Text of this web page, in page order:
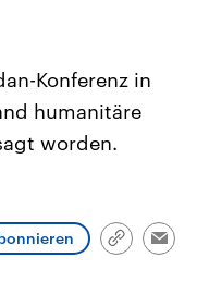
USA
Aktuelle Beiträge,
den mächtigsten Ländern
mit großem Einfluss auf
aktuelle Weltgeschehen.
Konferenz in
humanitäre
worden.
Link